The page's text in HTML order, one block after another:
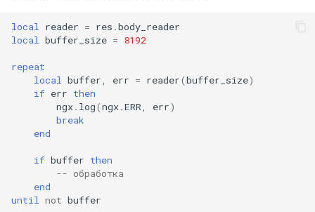
local reader = res .body_reader
local
buffer_size = 8192
repeat
local
buffer err = reader(buffer_size)
if err then
ngx. log(ngx.ERR err)
break
end
if buffer then
-- обработка
end
until
not buffer